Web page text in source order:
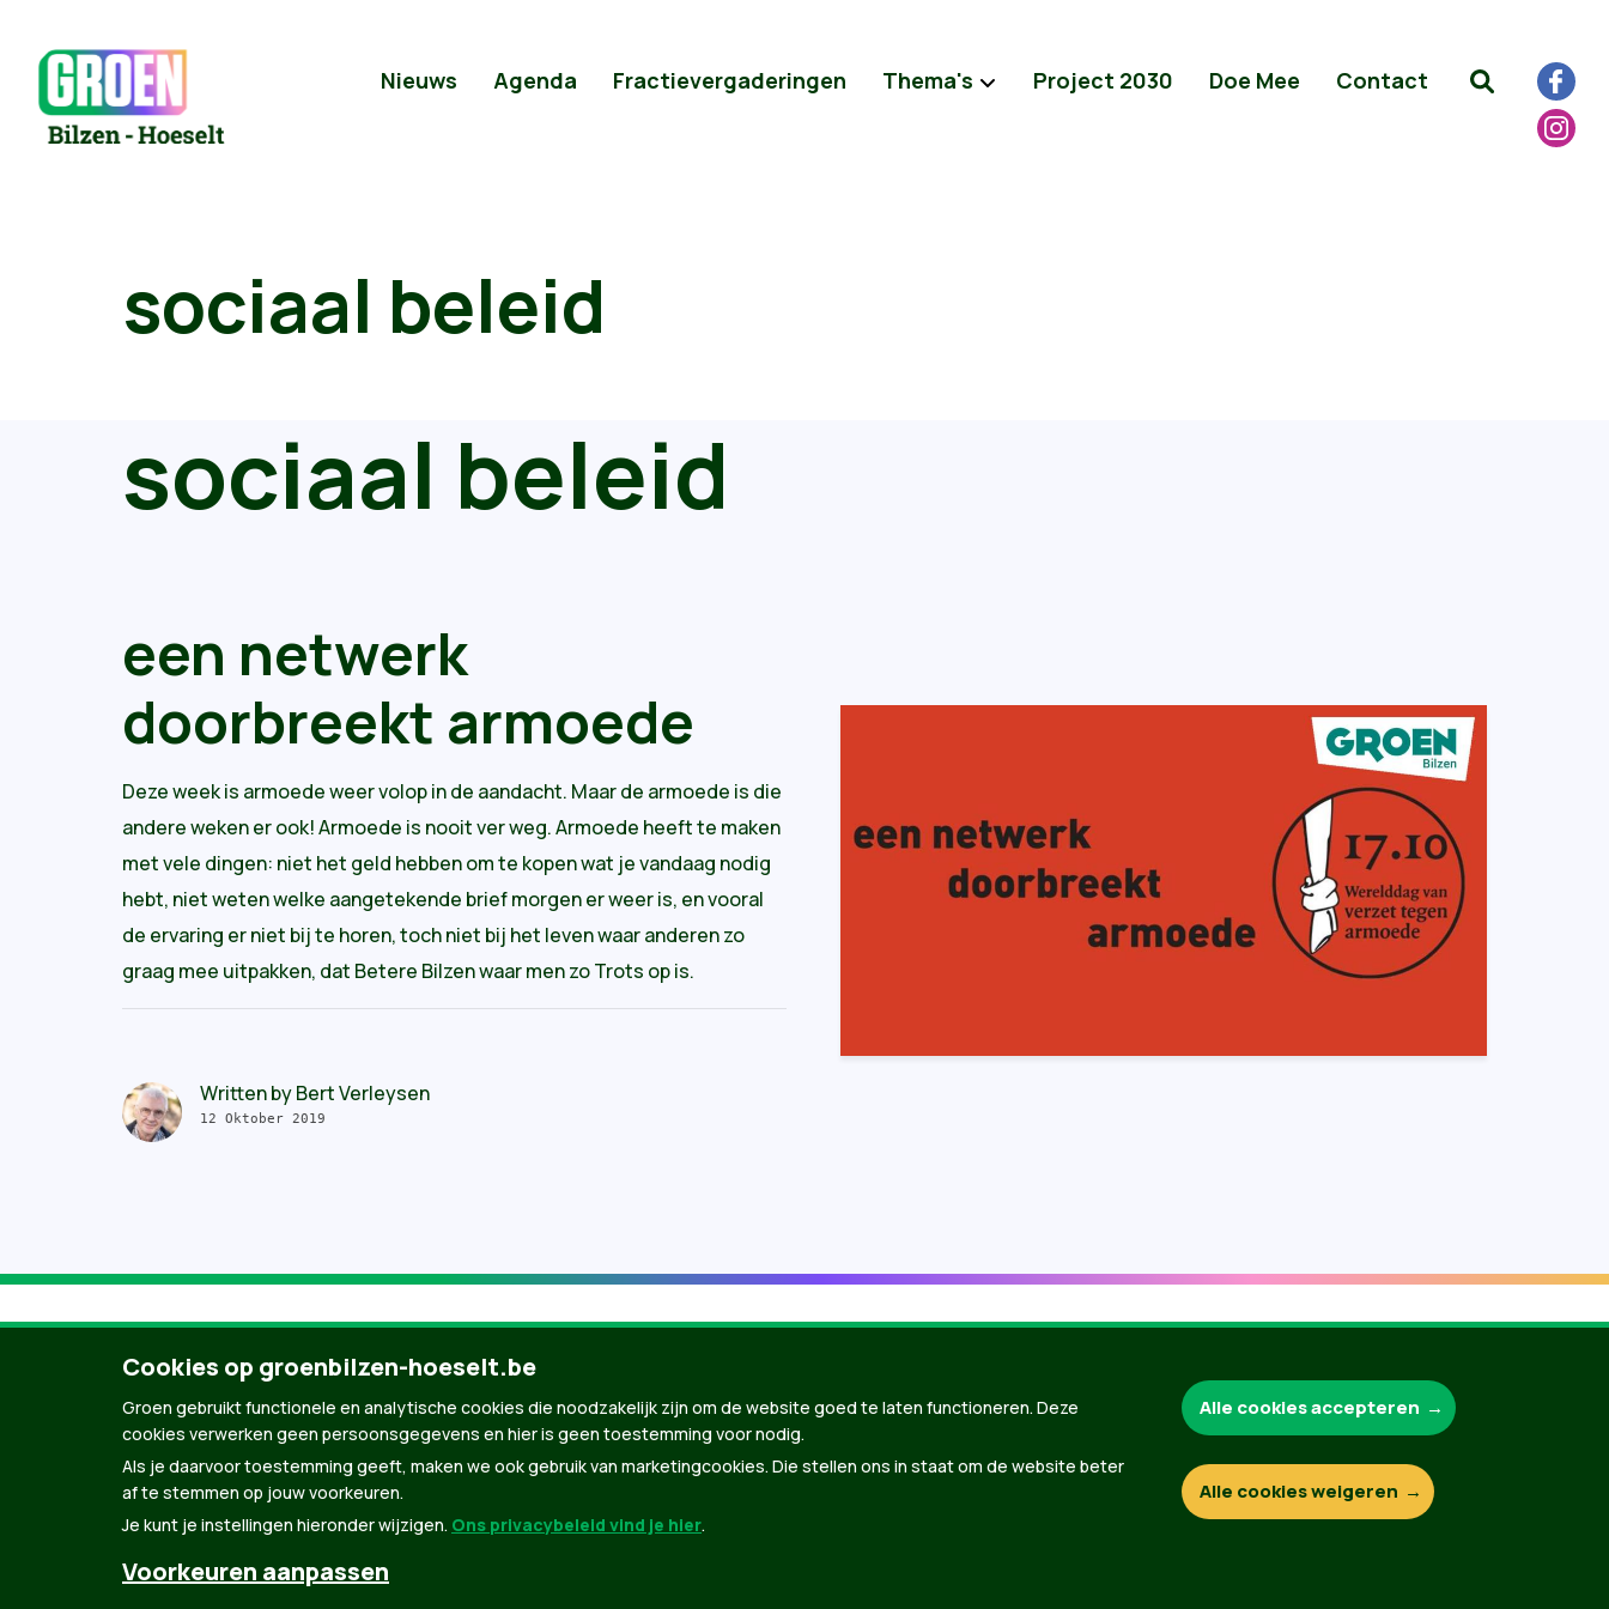
Nieuws Agenda Fractievergaderingen Thema's Project 2030 Doe Mee Contact
sociaal beleid
sociaal beleid
een netwerk
doorbreekt armoede
Deze week is armoede weer volop in de aandacht. Maar de armoede is die
andere weken er ook! Armoede is nooit ver weg. Armoede heeft te maken
met vele dingen: niet het geld hebben om te kopen wat je vandaag nodig
hebt, niet weten welke aangetekende brief morgen er weer is, en vooral
de ervaring er niet bij te horen, toch niet bij het leven waar anderen zo
graag mee uitpakken, dat Betere Bilzen waar men zo Trots op is.
Written byBert Verleysen
12 Oktober 2019
Groen.be
© Copyright Groen 2026 | Gemaakt metNationBuilder| Gebouwd door
Cookies op groenbilzen-hoeselt.be
Groen gebruikt functionele en analytische cookies die noodzakelijk zijn om de website goed te laten functioneren. Deze
cookies verwerken geen persoonsgegevens en hier is geen toestemming voor nodig.
Als je daarvoor toestemming geeft, maken we ook gebruik van marketingcookies. Die stellen ons in staat om de website beter
af te stemmen op jouw voorkeuren.
Je kunt je instellingen hieronder wijzigen. Ons privacybeleid vind je hier.
Voorkeuren aanpassen
Alle cookies accepteren
Alle cookies weigeren